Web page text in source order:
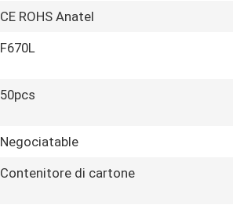
CE ROHS Anatel
F670L
50pcs
Negociatable
Contenitore di cartone